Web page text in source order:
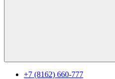
+7 (8162) 660-777